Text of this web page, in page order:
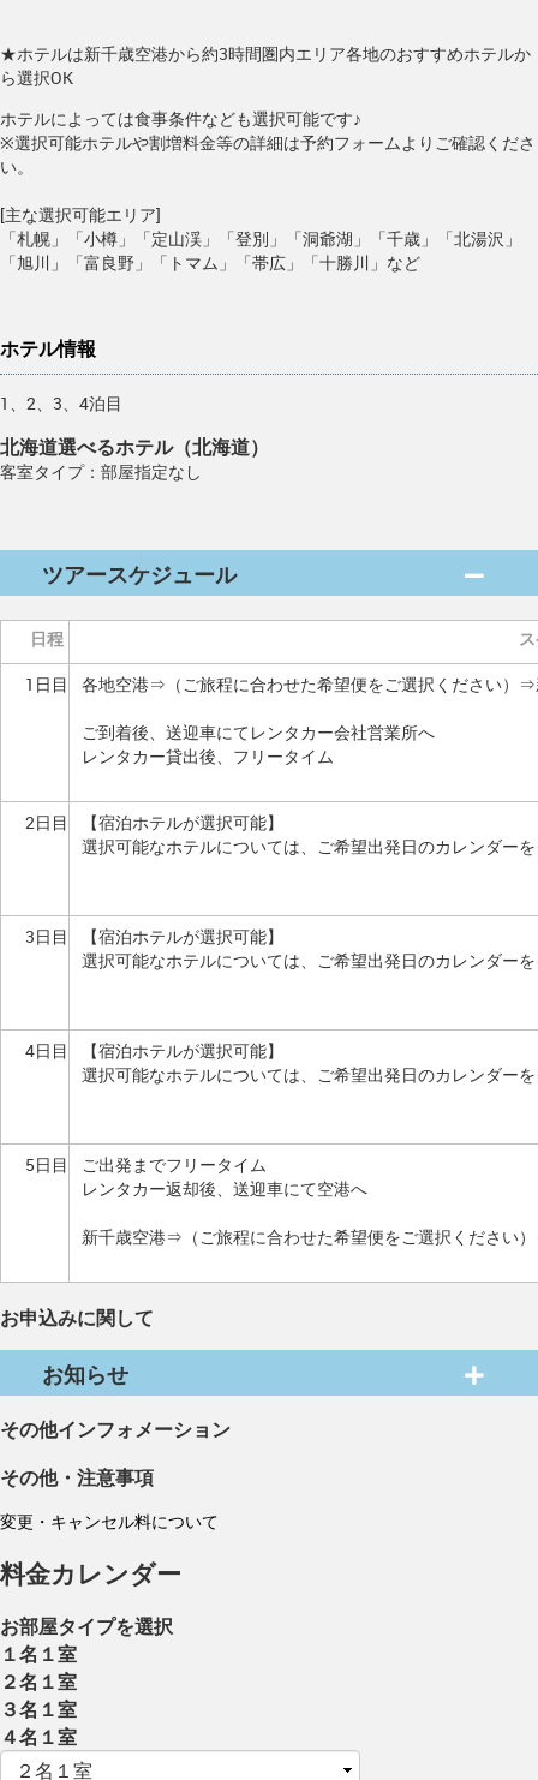
★ホテルは新千歳空港から約3時間圏内エリア各地のおすすめホテルか
ら選択OK
ホテルによっては食事条件なども選択可能です♪
※選択可能ホテルや割増料金等の詳細は予約フォームよりご確認くださ
い。
[主な選択可能エリア]
「札幌」「小樽」「定山渓」「登別」「洞爺湖」「千歳」「北湯沢」
「旭川」「富良野」「トマム」「帯広」「十勝川」など
ホテル情報
1、2、3、4泊目
北海道選べるホテル（北海道）
客室タイプ：部屋指定なし
ツアースケジュール
日程
1日目
各地空港⇒（ご旅程に合わせた希望便をご選択ください）
ご到着後、送迎車にてレンタカー会社営業所へ
レンタカー貸出後、フリータイム
2日目
【宿泊ホテルが選択可能】
選択可能なホテルについては、ご希望出発日のカレンダー
3日目
【宿泊ホテルが選択可能】
選択可能なホテルについては、ご希望出発日のカレンダー
4日目
【宿泊ホテルが選択可能】
選択可能なホテルについては、ご希望出発日のカレンダー
5日目
ご出発までフリータイム
レンタカー返却後、送迎車にて空港へ
新千歳空港⇒（ご旅程に合わせた希望便をご選択ください
お申込みに関して
お知らせ
その他インフォメーション
その他・注意事項
変更・キャンセル料について
料金カレンダー
お部屋タイプを選択
１名１室
２名１室
３名１室
４名１室